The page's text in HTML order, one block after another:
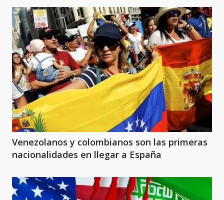
Venezolanos y colombianos son las primeras
nacionalidades en llegar a España